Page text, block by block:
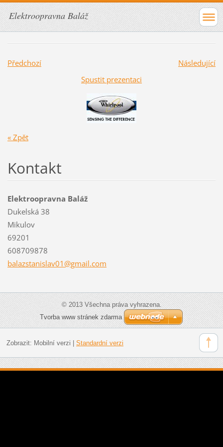
Elektroopravna Baláž
Předchozí
Následující
Spustit prezentaci
« Zpět
Kontakt
Elektroopravna Baláž
Dukelská 38
Mikulov
69201
608709878
balazstanislav01@gmail.com
© 2013 Všechna práva vyhrazena.
Tvorba www stránek zdarma
Zobrazit: Mobilní verzi Standardní verzi